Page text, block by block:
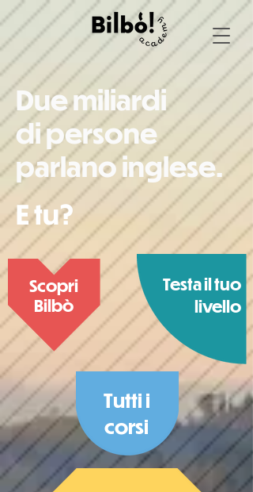
Due miliardi
di persone
parlano inglese.
E tu?
Scopri
Bilbò
Testa il tuo
livello
Tuttii
corsi